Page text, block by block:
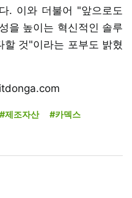
. 이와 더불어 "앞으로도
을 높이는 혁신적인 솔루
할 것"이라는 포부도 밝혔
#제조자산
#카덱스